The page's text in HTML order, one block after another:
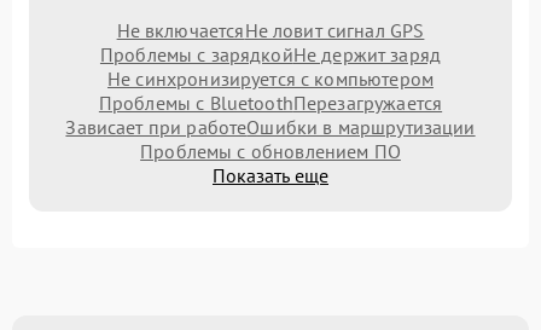
Не включаетсяНе ловит сигнал GPS
Проблемы с зарядкойНе держит заряд
Не синхронизируется с компьютером
Проблемы с BluetoothПерезагружается
Зависает при работеОшибки в маршрутизации
Проблемы с обновлением ПО
Показать еще